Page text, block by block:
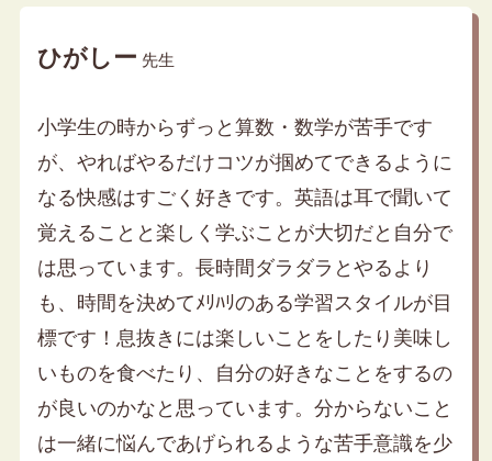
ひがしー 先生
小学生の時からずっと算数・数学が苦手です
が、やればやるだけコツが掴めてできるように
なる快感はすごく好きです。英語は耳で聞いて
覚えることと楽しく学ぶことが大切だと自分で
は思っています。長時間ダラダラとやるより
も、時間を決めてﾒﾘﾊﾘのある学習スタイルが目
標です！息抜きには楽しいことをしたり美味し
いものを食べたり、自分の好きなことをするの
が良いのかなと思っています。分からないこと
は一緒に悩んであげられるような苦手意識を少